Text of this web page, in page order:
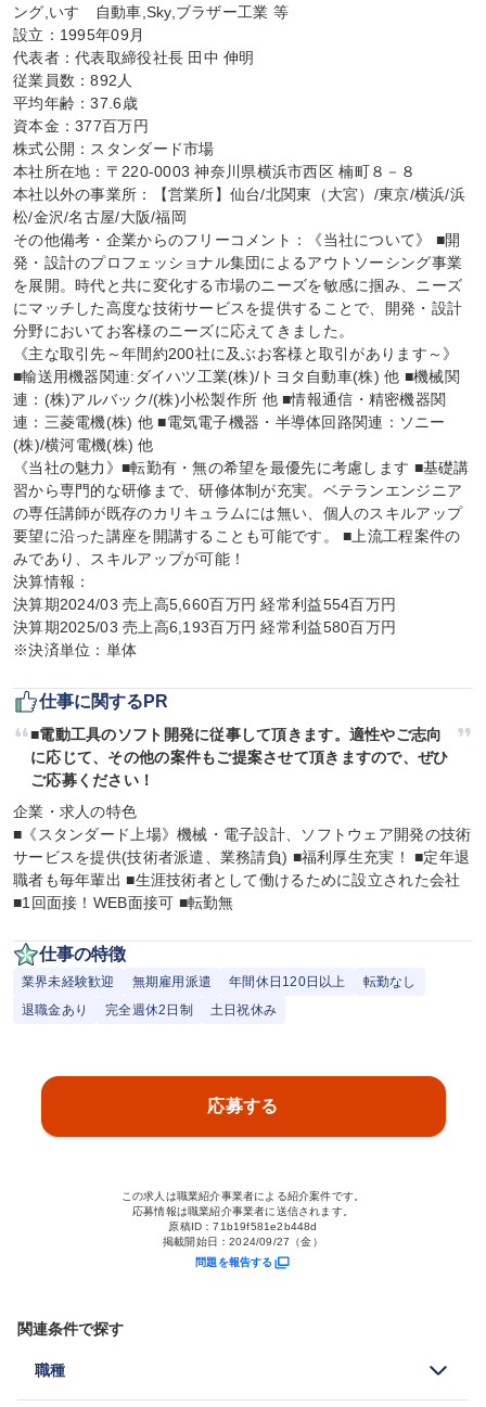
ング,いすゞ自動車,Sky,ブラザー工業 等
設立：1995年09月
代表者：代表取締役社長 田中 伸明
従業員数：892人
平均年齢：37.6歳
資本金：377百万円
株式公開：スタンダード市場
本社所在地：〒220-0003 神奈川県横浜市西区 楠町８－８
本社以外の事業所：【営業所】仙台/北関東（大宮）/東京/横浜/浜
松/金沢/名古屋/大阪/福岡
その他備考・企業からのフリーコメント：《当社について》 ■開
発・設計のプロフェッショナル集団によるアウトソーシング事業
を展開。時代と共に変化する市場のニーズを敏感に掴み、ニーズ
にマッチした高度な技術サービスを提供することで、開発・設計
分野においてお客様のニーズに応えてきました。
《主な取引先～年間約200社に及ぶお客様と取引があります～》
■輸送用機器関連:ダイハツ工業(株)/トヨタ自動車(株) 他 ■機械関
連：(株)アルバック/(株)小松製作所 他 ■情報通信・精密機器関
連：三菱電機(株) 他 ■電気電子機器・半導体回路関連：ソニー
(株)/横河電機(株) 他
《当社の魅力》■転勤有・無の希望を最優先に考慮します ■基礎講
習から専門的な研修まで、研修体制が充実。ベテランエンジニア
の専任講師が既存のカリキュラムには無い、個人のスキルアップ
要望に沿った講座を開講することも可能です。 ■上流工程案件の
みであり、スキルアップが可能！
決算情報：
決算期2024/03 売上高5,660百万円 経常利益554百万円
決算期2025/03 売上高6,193百万円 経常利益580百万円
※決済単位：単体
仕事に関するPR
■電動工具のソフト開発に従事して頂きます。適性やご志向
に応じて、その他の案件もご提案させて頂きますので、ぜひ
ご応募ください！
企業・求人の特色
■《スタンダード上場》機械・電子設計、ソフトウェア開発の技術
サービスを提供(技術者派遣、業務請負) ■福利厚生充実！ ■定年退
職者も毎年輩出 ■生涯技術者として働けるために設立された会社
■1回面接！WEB面接可 ■転勤無
仕事の特徴
業界未経験歓迎 無期雇用派遣 年間休日120日以上
転勤なし
退職金あり
完全週休2日制 土日祝休み
応募する
この求人は職業紹介事業者による紹介案件です。
応募情報は職業紹介事業者に送信されます。
原稿ID：71b19f581e2b448d
掲載開始日：2024/09/27（金）
問題を報告する
関連条件で探す
職種